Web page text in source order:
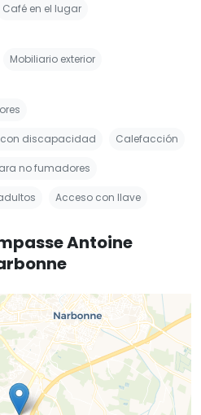
Café en el lugar
Mobiliario exterior
discapacidad Calefacción
no fumadores
Acceso con llave
Antoine